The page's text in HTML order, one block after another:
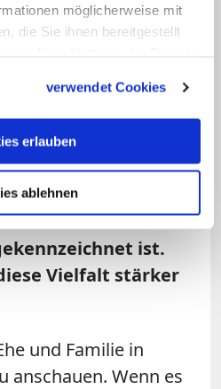
möglicherweise mit
die Sie ihnen bereitgestellt
verwendet Cookies
erlauben
ablehnen
Definition von
sehr klar.
weniger
gesellschaftlichen
in letzter Zeit von
familiärer
ist.
Vielfalt stärker
und Familie in
anschauen. Wenn es